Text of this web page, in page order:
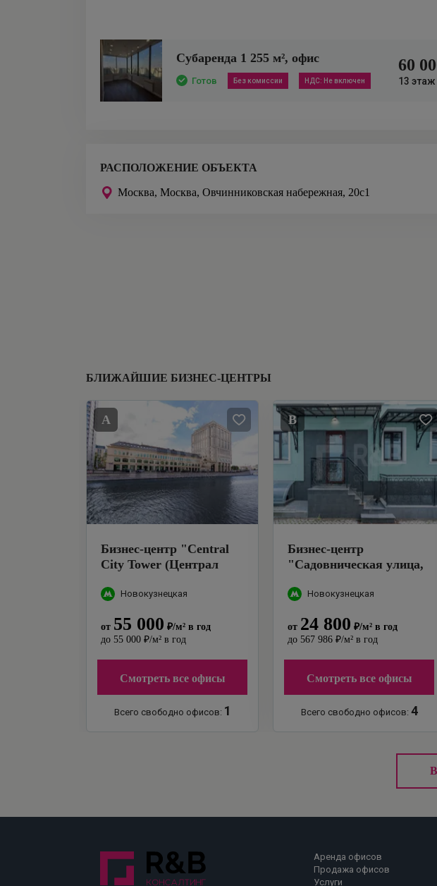
Субаренда 1 255 м², офис
Готов Без комиссии НДС: Не включен
60
13 этаж
РАСПОЛОЖЕНИЕ ОБЪЕКТА
Москва, Москва, Овчинниковская набережная, 20с1
БЛИЖАЙШИЕ БИЗНЕС-ЦЕНТРЫ
A
Бизнес-центр "Central
City Tower (Централ
2)" Новокузнецкая
от 55 000 ₽/м² в год
до 55 000 ₽/м² в год
Смотреть все офисы
Всего свободно офисов: 1
B
Бизнес-центр
"Садовническая улица,
Новокузнецкая
от 24 800 ₽/м² в год
до 567 986 ₽/м² в год
Смотреть все офисы
Всего свободно офисов: 4
Аренда офисов
Продажа офисов
Услуги